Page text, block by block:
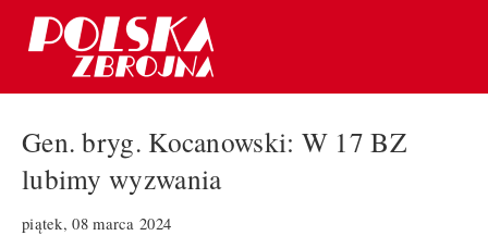
Gen. bryg. Kocanowski: W 17 BZ
lubimy wyzwania
piątek, 08 marca 2024